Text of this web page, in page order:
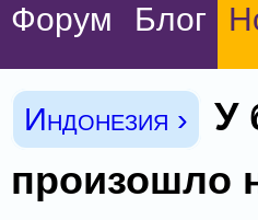
Форум Блог
Индонезия ›
У
произошло